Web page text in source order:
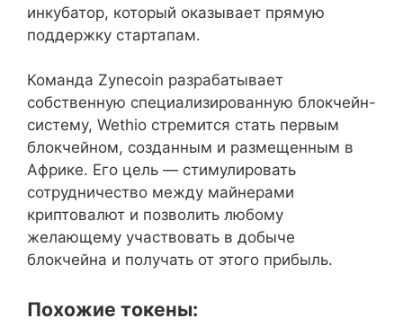
инкубатор, который оказывает прямую
поддержку стартапам.
Команда Zynecoin разрабатывает
собственную специализированную блокчейн-
систему, Wethio стремится стать первым
блокчейном, созданным и размещенным в
Африке. Его цель — стимулировать
сотрудничество между майнерами
криптовалют и позволить любому
желающему участвовать в добыче
блокчейна и получать от этого прибыль.
Похожие токены: